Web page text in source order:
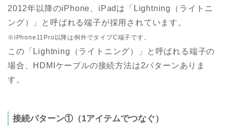
2012年以降のiPhone、iPadは「Lightning（ライトニ
ング）」と呼ばれる端子が採用されています。
※iPhone11Pro以降は例外でタイプC端子です。
この「Lightning（ライトニング）」と呼ばれる端子の
場合、HDMIケーブルの接続方法は2パターンありま
す。
接続パターン①（1アイテムでつなぐ）